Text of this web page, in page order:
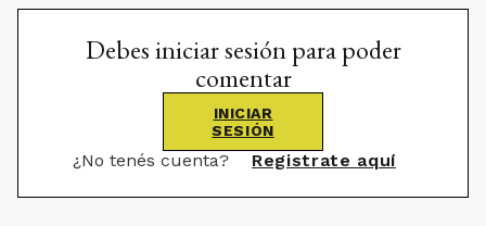
Debes iniciar sesión para poder
comentar
INICIAR
SESIÓN
¿No tenés cuenta? Registrate aquí